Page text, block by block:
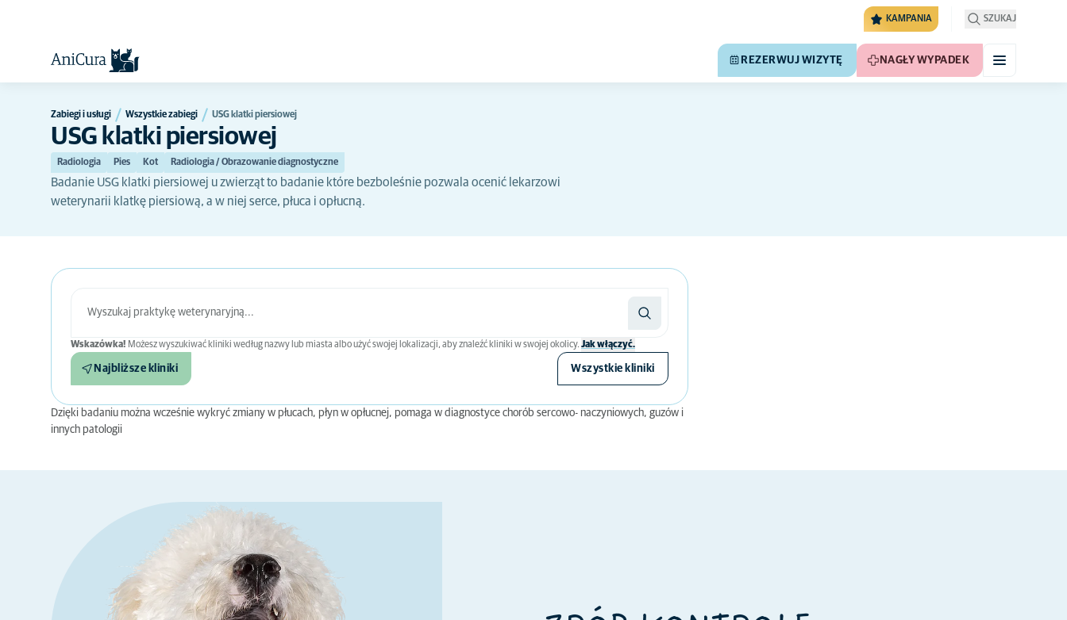
KAMPANIA SZUKAJ
REZERWUJ WIZYTĘ NAGŁY WYPADEK
Zabiegi i usługi Wszystkie zabiegi USG klatki piersiowej
USG klatki piersiowej
Radiologia Pies Kot Radiologia / Obrazowanie diagnostyczne
Badanie USG klatki piersiowej u zwierząt to badanie które bezboleśnie pozwala ocenić lekarzowi
weterynarii klatkę piersiową, a w niej serce, płuca i opłucną.
Wskazówka! Możesz wyszukiwać kliniki według nazwy lub miasta albo użyć swojej lokalizacji, aby znaleźć kliniki w swojej okolicy. Jak włączyć.
Najbliższe kliniki Wszystkie kliniki
Dzięki badaniu można wcześnie wykryć zmiany w płucach, płyn w opłucnej, pomaga w diagnostyce chorób sercowo- naczyniowych, guzów i
innych patologii